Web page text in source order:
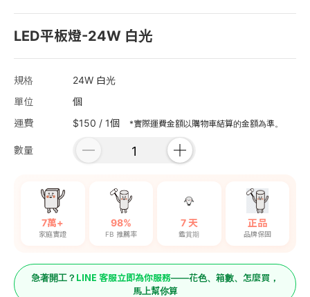
LED平板燈-24W 白光
規格
24W 白光
單位
個
運費
$150 / 1個 *實際運費金額以購物車結算的金額為準。
數量
7萬+
家庭實證
98%
FB 推薦率
7 天
鑑賞期
正品
品牌保固
急著開工？ LINE 客服立即為你服務——花色、箱數、怎麼買，
馬上幫你算